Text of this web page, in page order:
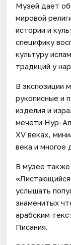
Музей дает
мировой
истории и
специфику
культуру
традиций у
В экспозиции
рукописные и
изделия и
мечети Нур-
XV веках,
века и многое
В музее также
услышать
знаменитых
арабским
Писания.